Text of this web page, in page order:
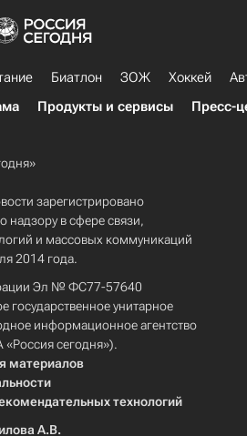
Биатлон ЗОЖ Хоккей
Продукты и сервисы Пресс-
зарегистрировано
надзору в сфере связи,
и массовых коммуникаций
2014 года.
Эл № ФС77-57640
государственное унитарное
информационное агентство
сегодня»).
материалов
технологий
А.В.